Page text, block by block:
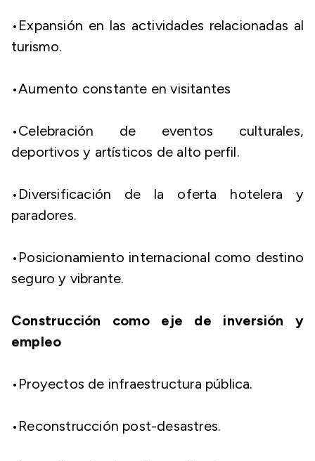
​•​Expansión en las actividades relacionadas al
turismo.
​•​Aumento constante en visitantes
​•​Celebración de eventos culturales,
deportivos y artísticos de alto perfil.
​•​Diversificación de la oferta hotelera y
paradores.
​•​Posicionamiento internacional como destino
seguro y vibrante.
Construcción como eje de inversión y
empleo
​•​Proyectos de infraestructura pública.
​•​Reconstrucción post-desastres.